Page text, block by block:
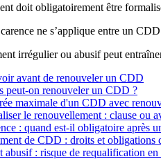
doit obligatoirement être
ne s’applique entre un
irrégulier ou abusif peut
avant de renouveler un CDD
peut-on renouveler un CDD ?
maximale d'un CDD avec
le renouvellement : clause ou
: quand est-il obligatoire après
de CDD : droits et obligations
abusif : risque de requalification